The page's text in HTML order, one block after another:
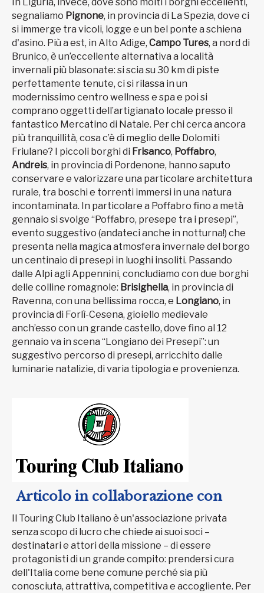
segnaliamo Pignone, in provincia di La Spezia, dove ci
si immerge tra vicoli, logge e un bel ponte a schiena
d'asino. Più a est, in Alto Adige, Campo Tures, a nord di
Brunico, è un’eccellente alternativa a località
invernali più blasonate: si scia su 30 km di piste
perfettamente tenute, ci si rilassa in un
modernissimo centro wellness e spa e poi si
comprano oggetti dell’artigianato locale presso il
fantastico Mercatino di Natale. Per chi cerca ancora
più tranquillità, cosa c’è di meglio delle Dolomiti
Friulane? I piccoli borghi di Frisanco, Poffabro,
Andreis, in provincia di Pordenone, hanno saputo
conservare e valorizzare una particolare architettura
rurale, tra boschi e torrenti immersi in una natura
incontaminata. In particolare a Poffabro fino a metà
gennaio si svolge “Poffabro, presepe tra i presepi”,
evento suggestivo (andateci anche in notturna!) che
presenta nella magica atmosfera invernale del borgo
un centinaio di presepi in luoghi insoliti. Passando
dalle Alpi agli Appennini, concludiamo con due borghi
delle colline romagnole: Brisighella, in provincia di
Ravenna, con una bellissima rocca, e Longiano, in
provincia di Forlì-Cesena, gioiello medievale
anch’esso con un grande castello, dove fino al 12
gennaio va in scena “Longiano dei Presepi”: un
suggestivo percorso di presepi, arricchito dalle
luminarie natalizie, di varia tipologia e provenienza.
Articolo in collaborazione con
Il Touring Club Italiano è un'associazione privata
senza scopo di lucro che chiede ai suoi soci –
destinatari e attori della missione – di essere
protagonisti di un grande compito: prendersi cura
dell'Italia come bene comune perché sia più
conosciuta, attrattiva, competitiva e accogliente. Per